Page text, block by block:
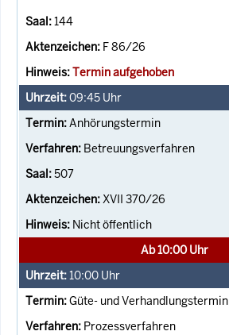
144
F 86/26
Termin aufgehoben
09:45 Uhr
Anhörungstermin
Betreuungsverfahren
507
XVII 370/26
Nicht öffentlich
Ab 10:00 Uhr
10:00 Uhr
Güte- und Verhandlungstermin
Prozessverfahren